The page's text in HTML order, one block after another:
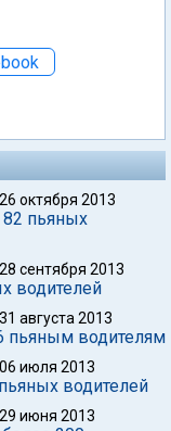
26 октября 2013
пьяных
28 сентября 2013
водителей
31 августа 2013
пьяным водителям
06 июля 2013
водителей
29 июня 2013